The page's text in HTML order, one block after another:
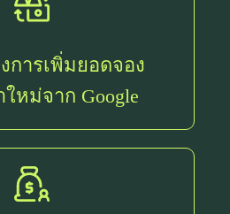
การเพิ่มยอดจอง
หม่จาก Google